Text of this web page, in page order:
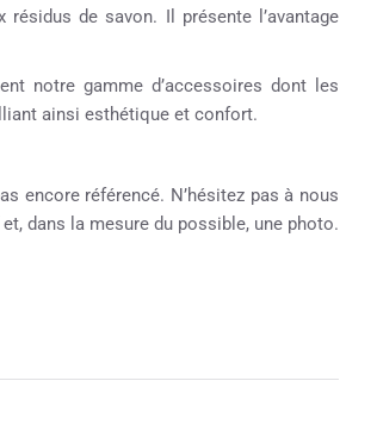
de savon. Il présente l’avantage
notre gamme d’accessoires dont les
ainsi esthétique et confort.
encore référencé. N’hésitez pas à nous
dans la mesure du possible, une photo.